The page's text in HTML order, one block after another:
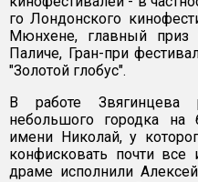
го Лондонского
Мюнхене, главный приз
Паличе, Гран-при
"Золотой глобус".
В работе Звягинцева
небольшого городка
имени Николай, у
конфисковать почти
драме исполнили